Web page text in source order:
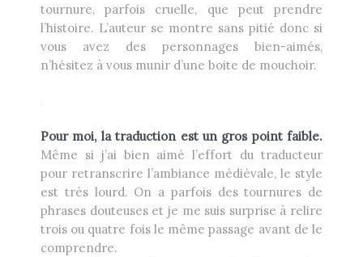
tournure, parfois cruelle, que peut prendre
l’histoire. L’auteur se montre sans pitié donc si
vous avez des personnages bien-aimés,
n’hésitez à vous munir d’une boite de mouchoir.
.
Pour moi, la traduction est un gros point faible.
Même si j’ai bien aimé l’effort du traducteur
pour retranscrire l’ambiance médiévale, le style
est très lourd. On a parfois des tournures de
phrases douteuses et je me suis surprise à relire
trois ou quatre fois le même passage avant de le
comprendre.